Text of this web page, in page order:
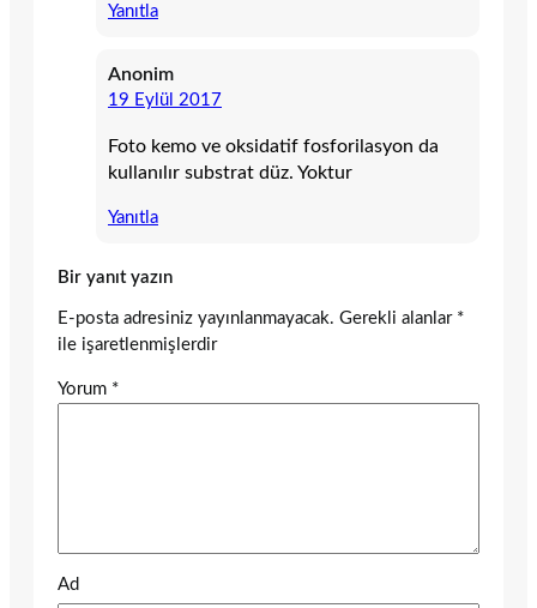
Yanıtla
Anonim
19 Eylül 2017
Foto kemo ve oksidatif fosforilasyon da
kullanılır substrat düz. Yoktur
Yanıtla
Bir yanıt yazın
E-posta adresiniz yayınlanmayacak. Gerekli alanlar *
ile işaretlenmişlerdir
Yorum *
Ad